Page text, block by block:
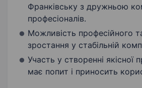
Франківську з дружньою
професіоналів.
Можливість професійного
зростання у стабільній
Участь у створенні якісної
має попит і приносить